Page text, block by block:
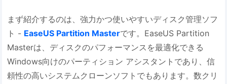
まず紹介するのは、強力かつ使いやすいディスク管理ソフ
ト - EaseUS Partition Masterです。EaseUS Partition
Masterは、ディスクのパフォーマンスを最適化できる
Windows向けのパーティション アシスタントであり、信
頼性の高いシステムクローンソフトでもあります。数クリ